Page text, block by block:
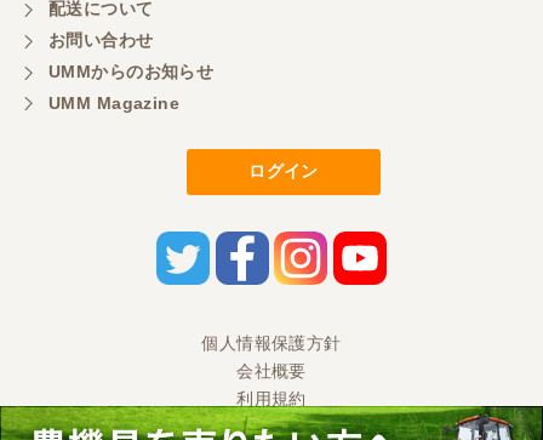
しています。
迅速な取引有難うございました
東京都／大西
とても迅速で丁寧なご対応ありがとうございまし
ておりますので、どうぞ宜しくお願い申し上げま
配送について
お問い合わせ
UMMからのお知らせ
UMM Magazine
ログイン
個人情報保護方針
会社概要
利用規約
特商法に基づく表記